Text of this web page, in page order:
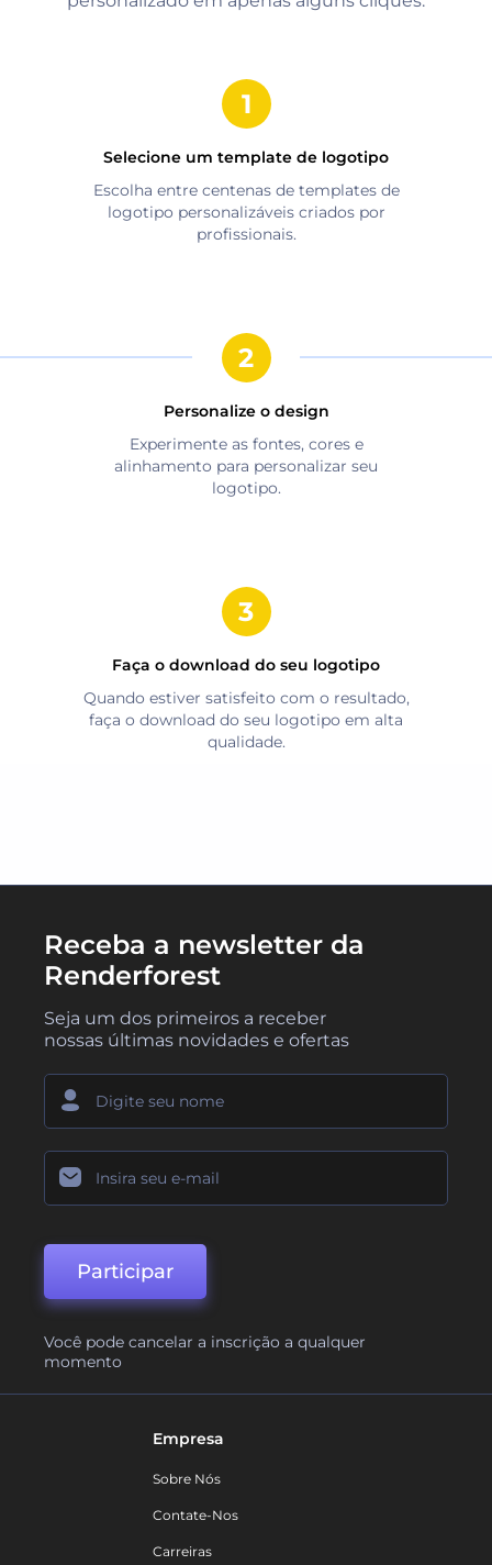
Selecione um template de logotipo
Escolha entre centenas de templates de
logotipo personalizáveis criados por
profissionais.
Personalize o design
Experimente as fontes, cores e
alinhamento para personalizar seu
logotipo.
Faça o download do seu logotipo
Quando estiver satisfeito com o resultado,
faça o download do seu logotipo em alta
qualidade.
Receba a newsletter da
Renderforest
Seja um dos primeiros a receber
nossas últimas novidades e ofertas
Participar
Você pode cancelar a inscrição a qualquer
momento
Empresa
Sobre Nós
Contate-Nos
Carreiras